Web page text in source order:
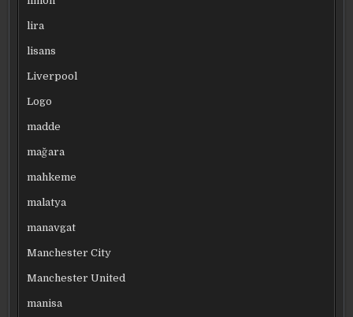
lira
lisans
Liverpool
Logo
madde
mağara
mahkeme
malatya
manavgat
Manchester City
Manchester United
manisa